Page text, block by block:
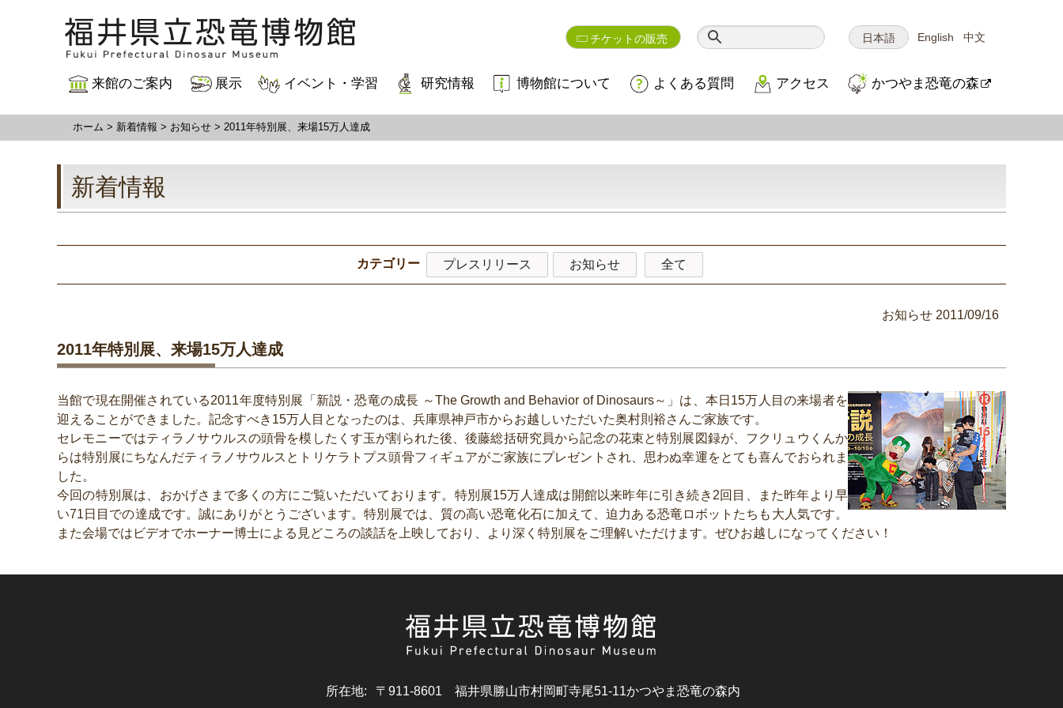
来館のご案内 展示 イベント・学習 研究情報 博物館について よくある質問 アクセス かつやま恐竜の森
日本語 English 中文
チケットの販売
ホーム > 新着情報 > お知らせ > 2011年特別展、来場15万人達成
新着情報
カテゴリー プレスリリース お知らせ 全て
お知らせ 2011/09/16
2011年特別展、来場15万人達成
当館で現在開催されている2011年度特別展「新説・恐竜の成長 ～The Growth and Behavior of Dinosaurs～」 は、本日15万人目の来場者を
迎えることができました。記念すべき15万人目となったのは、兵庫県神戸市からお越しいただいた奥村則裕さんご家族です。
セレモニーではティラノサウルスの頭骨を模したくす玉が割られた後、後藤総括研究員から記念の花束と特別展図録が、フクリュウくんか
らは特別展にちなんだティラノサウルスとトリケラトプス頭骨フィギュアがご家族にプレゼントされ、思わぬ幸運をとても喜んでおられま
した。
今回の特別展は、おかげさまで多くの方にご覧いただいております。特別展15万人達成は開館以来昨年に引き続き2回目、また昨年より早
い71日目での達成です。誠にありがとうございます。特別展では、質の高い恐竜化石に加えて、迫力ある恐竜ロボットたちも大人気です。
また会場ではビデオでホーナー博士による見どころの談話を上映しており、より深く特別展をご理解いただけます。ぜひお越しになってください！
所在地: 〒911-8601 福井県勝山市村岡町寺尾51-11かつやま恐竜の森内